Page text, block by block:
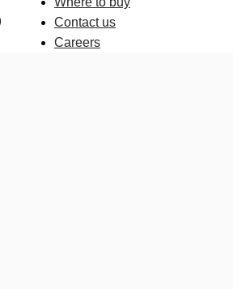
Contact us
Careers